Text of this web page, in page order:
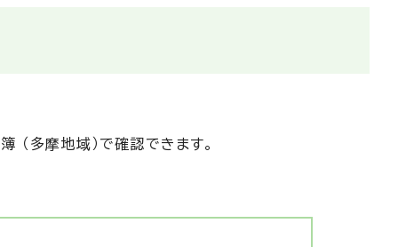
（多摩地域）で確認できます。